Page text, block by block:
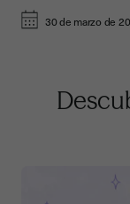
30 de marzo de